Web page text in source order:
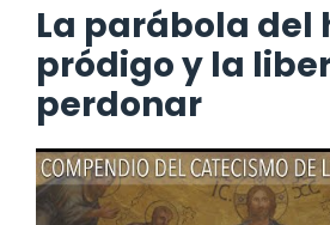
La parábola del
pródigo y la
perdonar